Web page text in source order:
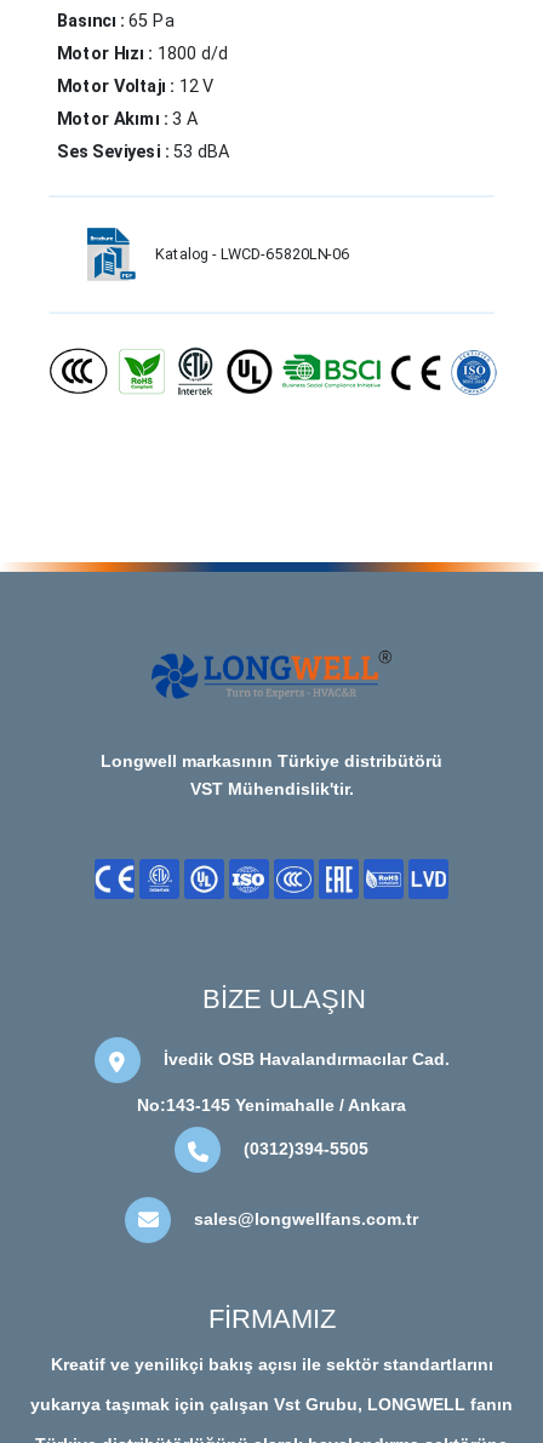
Basıncı :65 Pa
Motor Hızı : 1800 d/d
Motor Voltajı : 12 V
Motor Akımı :3 A
Ses Seviyesi :53 dBA
Katalog - LWCD-65820LN-06
Longwell markasının Türkiye distribütörü
VST Mühendislik'tir.
BİZE ULAŞIN
İvedik OSB Havalandırmacılar Cad.
No:143-145 Yenimahalle / Ankara
(0312)394-5505
sales@longwellfans.com.tr
FİRMAMIZ
Kreatif ve yenilikçi bakış açısı ile sektör standartlarını
yukarıya taşımak için çalışan Vst Grubu, LONGWELL fanın